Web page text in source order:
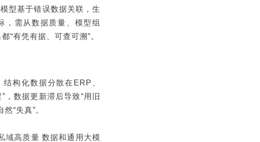
型基于错误数据关联，生
，需从数据质量、模型组
“有凭有据、可查可溯”。
构化数据分散在ERP、
，数据更新滞后导致“用旧
“失真”。
域高质量 数据和通用大模